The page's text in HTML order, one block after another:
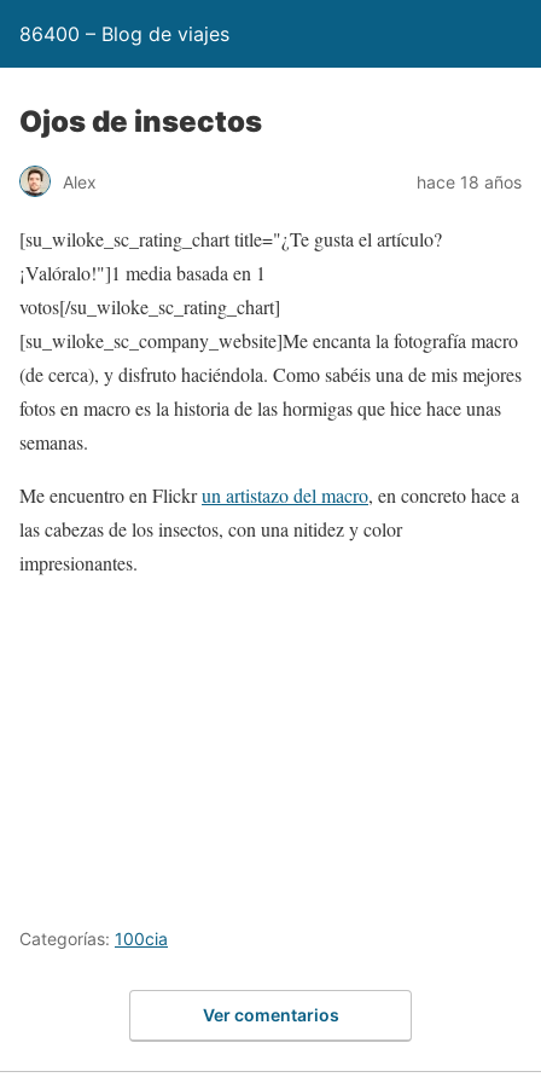
86400 – Blog de viajes
Ojos de insectos
Alex hace 18 años
[su_wiloke_sc_rating_chart title="¿Te gusta el artículo?
¡Valóralo!"]1 media basada en 1
votos[/su_wiloke_sc_rating_chart]
[su_wiloke_sc_company_website]Me encanta la fotografía macro
(de cerca), y disfruto haciéndola. Como sabéis una de mis mejores
fotos en macro es la historia de las hormigas que hice hace unas
semanas.
Me encuentro en Flickrun artistazo del macro, en concreto hace a
las cabezas de los insectos, con una nitidez y color
impresionantes.
Categorías: 100cia
Ver comentarios